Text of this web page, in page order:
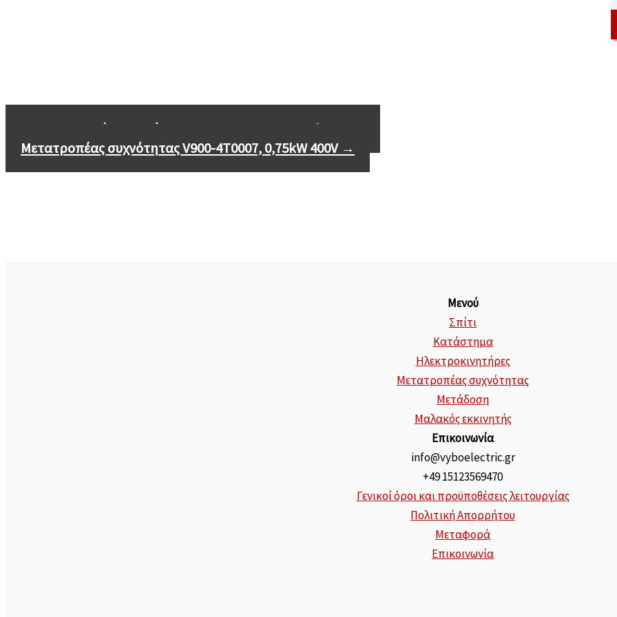
Μετατροπέας συχνότητας V810-4T13000, 1300kW 400V
Μετατροπέας συχνότητας V900-4T0007, 0,75kW 400V →
Μενού
Σπίτι
Κατάστημα
Ηλεκτροκινητήρες
Μετατροπέας συχνότητας
Μετάδοση
Μαλακός εκκινητής
Επικοινωνία
info@vyboelectric.gr
+49 15123569470
Γενικοί όροι και προϋποθέσεις λειτουργίας
Πολιτική Απορρήτου
Μεταφορά
Επικοινωνία